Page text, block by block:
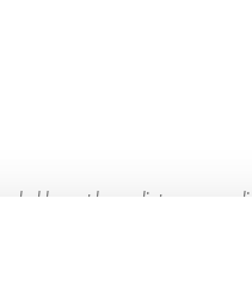
et hyggeligt og
i skabet. Vores